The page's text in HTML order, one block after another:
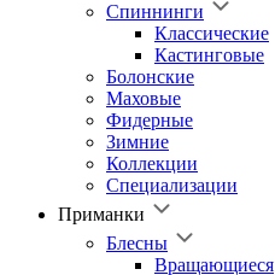
Спиннинги
Классические
Кастинговые
Болонские
Маховые
Фидерные
Зимние
Коллекции
Специализации
Приманки
Блесны
Вращающиеся